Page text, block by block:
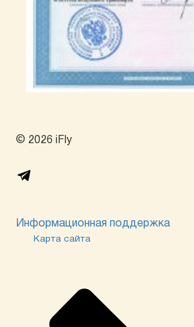
© 2026 iFly
Информационная поддержка
Карта сайта